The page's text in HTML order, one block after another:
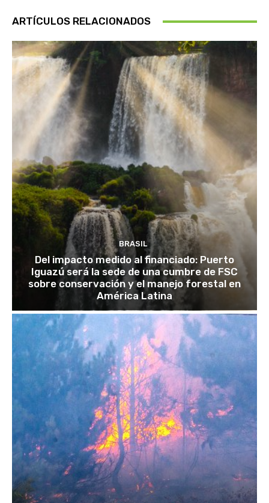
ARTÍCULOS RELACIONADOS
BRASIL
Del impacto medido al financiado: Puerto
Iguazú será la sede de una cumbre de FSC
sobre conservación y el manejo forestal en
América Latina